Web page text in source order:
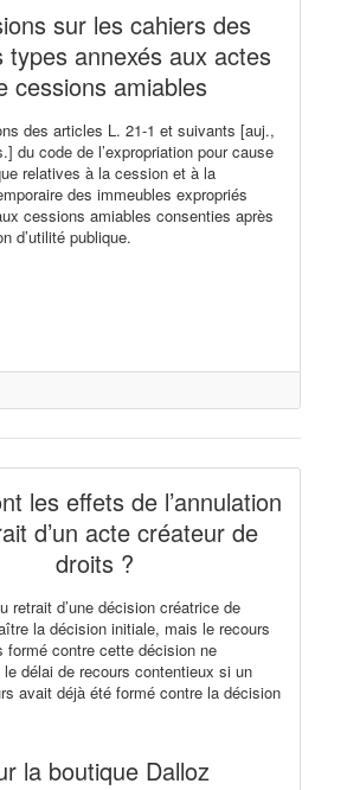
sur les cahiers des
types annexés aux actes
cessions amiables
des articles L. 21-1 et suivants [auj.,
du code de l’expropriation pour cause
relatives à la cession et à la
des immeubles expropriés
cessions amiables consenties après
d’utilité publique.
les effets de l’annulation
d’un acte créateur de
droits ?
retrait d’une décision créatrice de
la décision initiale, mais le recours
formé contre cette décision ne
délai de recours contentieux si un
avait déjà été formé contre la décision
la boutique Dalloz